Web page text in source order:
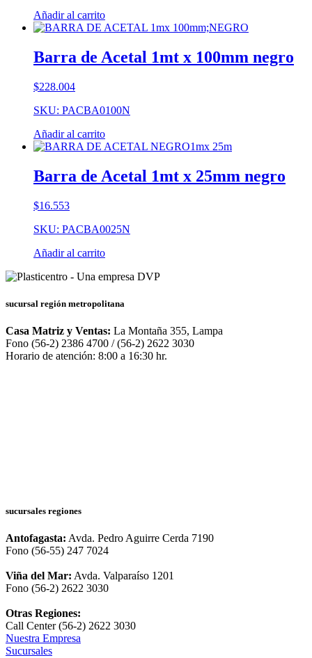
Añadir al carrito
Barra de Acetal 1mt x 100mm negro
$228.004
SKU: PACBA0100N
Añadir al carrito
Barra de Acetal 1mt x 25mm negro
$16.553
SKU: PACBA0025N
Añadir al carrito
sucursal región metropolitana
Casa Matriz y Ventas: La Montaña 355, Lampa
Fono (56-2) 2386 4700 / (56-2) 2622 3030
Horario de atención: 8:00 a 16:30 hr.
sucursales regiones
Antofagasta: Avda. Pedro Aguirre Cerda 7190
Fono (56-55) 247 7024
Viña del Mar: Avda. Valparaíso 1201
Fono (56-2) 2622 3030
Otras Regiones:
Call Center (56-2) 2622 3030
Nuestra Empresa
Sucursales